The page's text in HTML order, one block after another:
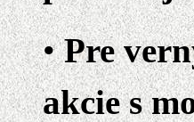
Pre
akcie s